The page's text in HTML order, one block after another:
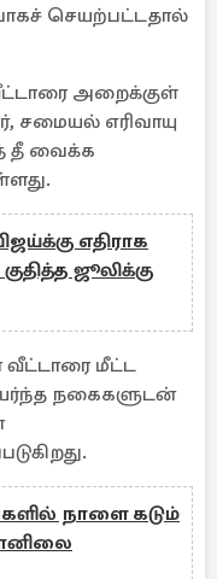
செயற்பட்டதால்
அறைக்குள்
சமையல் எரிவாயு
தீ வைக்க
எதிராக
ஜூலிக்கு
மீட்ட
நகைகளுடன்
நாளை கடும்